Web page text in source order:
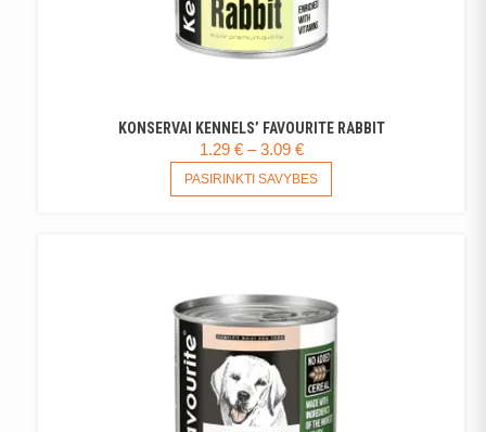
KONSERVAI KENNELS’ FAVOURITE RABBIT
1.29 € – 3.09 €PRICE
RANGE:
1.29 €
PASIRINKTI SAVYBES
PRODUCT
OPTIONS
BE
THE